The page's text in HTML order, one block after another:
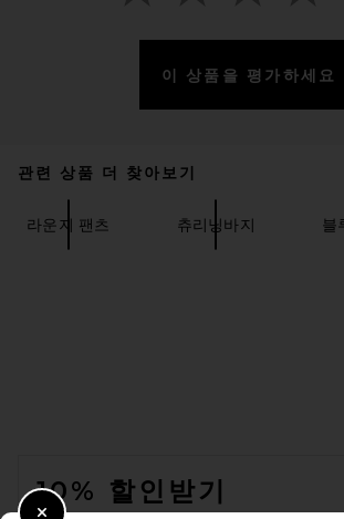
in Jet Black
이 상품을 평가하세요
관련 상품 더 찾아보기
라운지 팬츠 츄리닝바지 블
10% 할인받기